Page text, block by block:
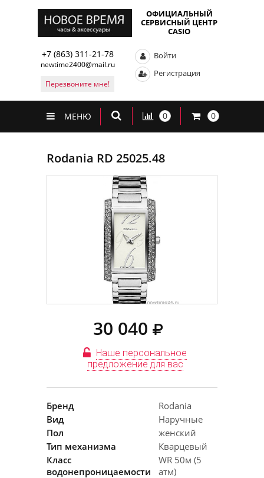
ОФИЦИАЛЬНЫЙ
СЕРВИСНЫЙ ЦЕНТР
CASIO
+7 (863) 311-21-78
newtime2400@mail.ru
Перезвоните мне!
Войти
Регистрация
МЕНЮ 0 0
Rodania RD 25025.48
30 040
Наше персональное
предложение для вас
Бренд
Rodania
Вид
Наручные
Пол
женский
Тип механизма
Кварцевый
Класс
водонепроницаемости
WR 50м (5
атм)